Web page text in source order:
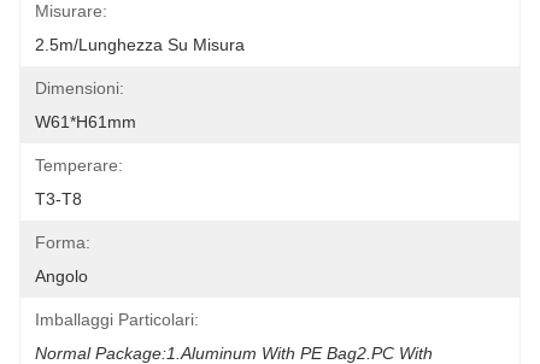
Misurare:
2.5m/lunghezza Su Misura
Dimensioni:
W61*H61mm
Temperare:
T3-T8
Forma:
Angolo
Imballaggi Particolari:
Normal Package:1.Aluminum With PE Bag2.PC With